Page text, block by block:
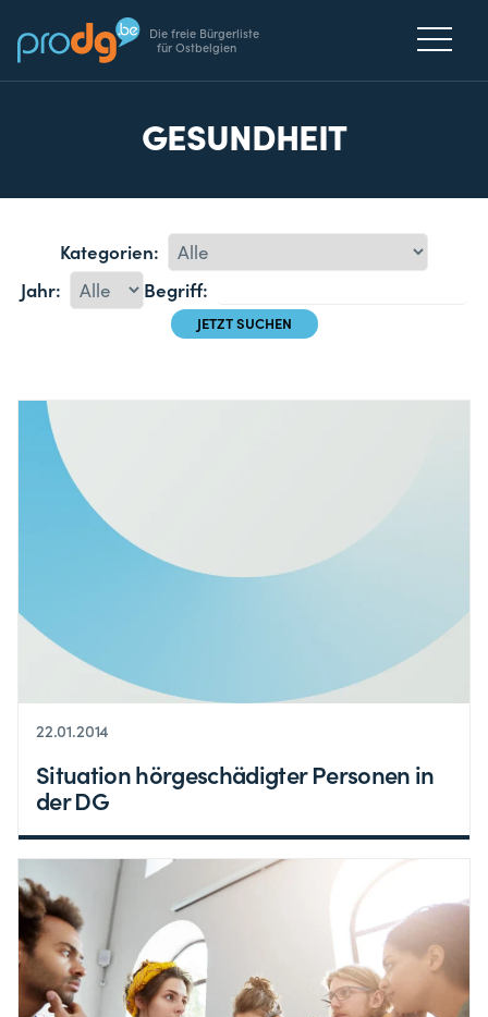
Die freie Bürgerliste
für Ostbelgien
GESUNDHEIT
Kategorien:
Jahr:
Begriff:
22.01.2014
Situation hörgeschädigter Personen in
der DG